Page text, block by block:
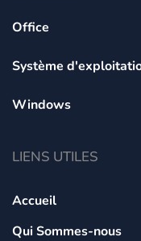
Office
Système
Windows
LIENS UTILES
Accueil
Qui Sommes-nous